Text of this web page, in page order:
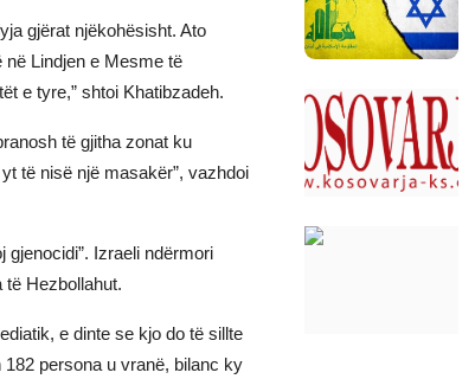
gjërat njëkohësisht. Ato
në Lindjen e Mesme të
e tyre,” shtoi Khatibzadeh.
të gjitha zonat ku
të nisë një masakër”, vazhdoi
gjenocidi”. Izraeli ndërmori
Hezbollahut.
e dinte se kjo do të sillte
persona u vranë, bilanc ky